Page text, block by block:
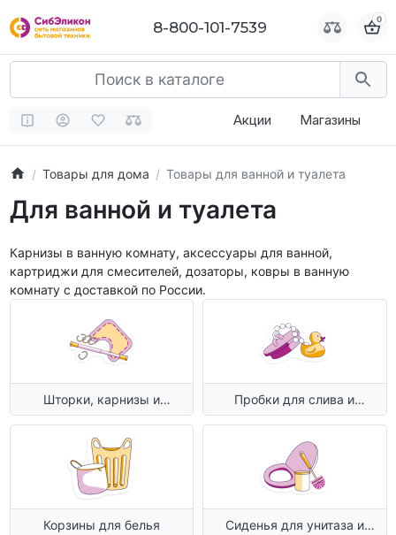
8-800-101-7539 0
Акции Магазины
Товары для дома Товары для ванной и туалета
Для ванной и туалета
Карнизы в ванную комнату, аксессуары для ванной,
картриджи для смесителей, дозаторы, ковры в ванную
комнату с доставкой по России.
Шторки, карнизы и
коврики
Пробки для слива и
сиденья
Корзины для белья
Сиденья для унитаза и
8-800-101-7539 0